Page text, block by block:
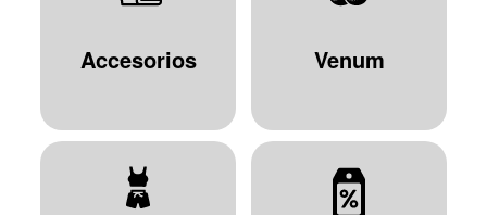
Accesorios Venum